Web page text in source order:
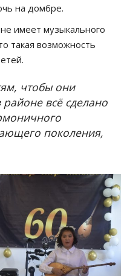
на домбре.
имеет музыкального
такая возможность
чтобы они
всё сделано
поколения,